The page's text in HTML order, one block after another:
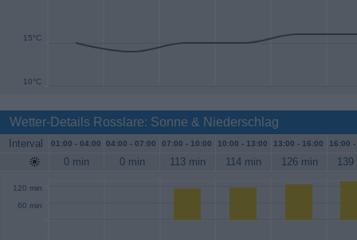
10°C
15°C
Wetter-Details Rosslare: Sonne & Niederschlag
Interval 01:00 - 04:00 04:00 - 07:00 07:00 - 10:00 10:00 - 13:00 13:00 - 16:00 16:00 -
0 min 0 min 113 min 114 min 126 min 139
60 min
120 min